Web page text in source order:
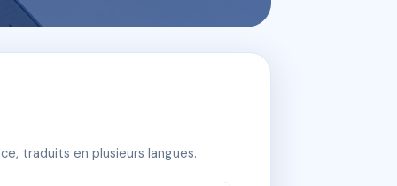
traduits en plusieurs langues.